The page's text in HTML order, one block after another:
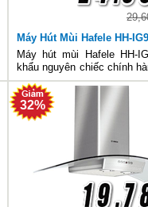
Máy Hút Mùi Hafele HH-
Máy hút mùi Hafele HH-
khẩu nguyên chiếc chính
thấp nhất chỉ có tại Bếp
32%